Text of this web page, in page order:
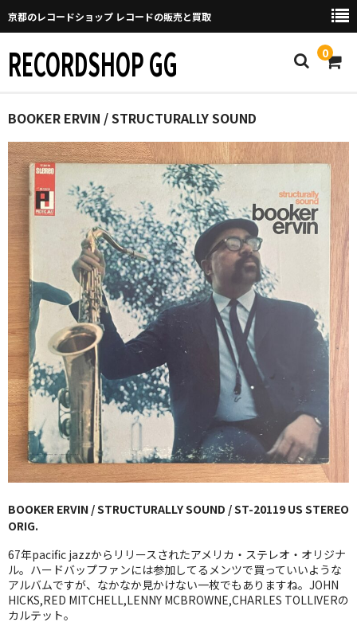
京都のレコードショップ レコードの販売と買取
RECORDSHOP GG 0
Home
マイページ
GGについて
買取について
取り置きなどについて
Categories
New Arrivals
新譜
GG RECORD （当店のレーベル）
全商品
JAZZ-US
BLUE NOTE
JAZZ-EU
JAZZ-JP
JAZZ-VOCAL
J-POP
BOOKER ERVIN / STRUCTURALLY SOUND
BOOKER ERVIN / STRUCTURALLY SOUND / ST-20119 US STEREO
ORIG.
67年pacific jazzからリリースされたアメリカ・ステレオ・オリジナ
ル。ハードバップファンには参加してるメンツで買っていいような
アルバムですが、なかなか見かけない一枚でもありますね。JOHN
HICKS,RED MITCHELL,LENNY MCBROWNE,CHARLES TOLLIVERの
カルテット。